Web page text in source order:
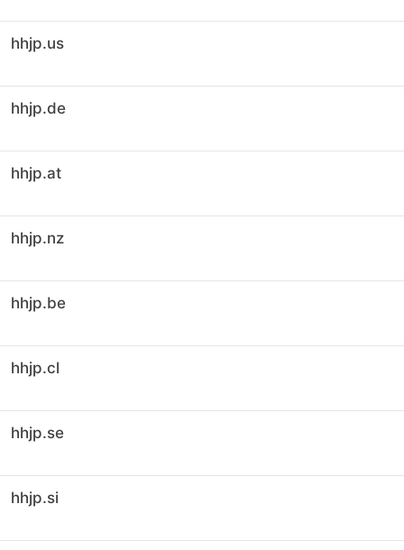
hhjp.us
hhjp.de
hhjp.at
hhjp.nz
hhjp.be
hhjp.cl
hhjp.se
hhjp.si